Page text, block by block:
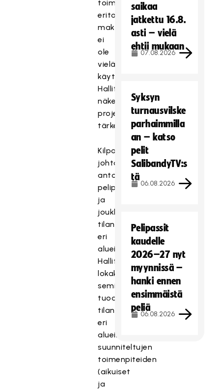
toiminnallisuuksia,
eritoten
maksullisuus,
ei
ole
vielä
käytössä.
Hallitus
näkee
projektin
tärkeänä.
Kilpailutoiminnan
johtaja
antoi
pelipassi-
ja
joukkuemäärien
tilannekatsauksen
eri
alueilta.
Hallituksen
lokakuun
seminaarikokoukseen
tuodaan
tilannekatsaus
eri
alueille
suunniteltujen
toimenpiteiden
(aikuiset
ja
saikaa
jatkettu 16.8.
asti – vielä
ehtii mukaan
07.08.2026
Syksyn
turnausvilske
parhaimmilla
an – katso
pelit
SalibandyTV:s
tä
06.08.2026
Pelipassit
kaudelle
2026–27 nyt
myynnissä –
hanki ennen
ensimmäistä
peliä
06.08.2026